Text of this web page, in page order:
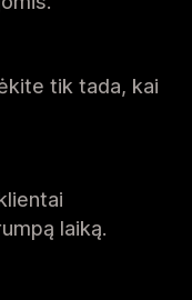
tik tada, kai
laiką.